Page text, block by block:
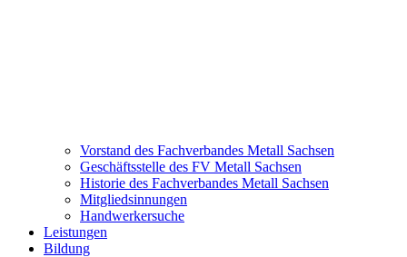
Vorstand des Fachverbandes Metall Sachsen
Geschäftsstelle des FV Metall Sachsen
Historie des Fachverbandes Metall Sachsen
Mitgliedsinnungen
Handwerkersuche
Leistungen
Bildung